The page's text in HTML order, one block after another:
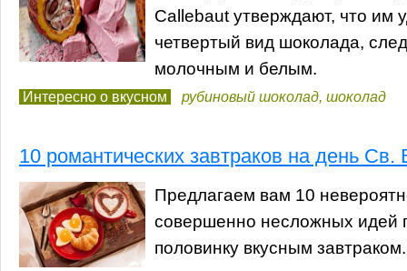
Callebaut утверждают, что им
четвертый вид шоколада,
молочным и белым.
Интересно о вкусном рубиновый шоколад, шоколад
10 романтических завтраков на день Св.
Предлагаем вам 10
совершенно несложных идей
половинку вкусным завтраком.